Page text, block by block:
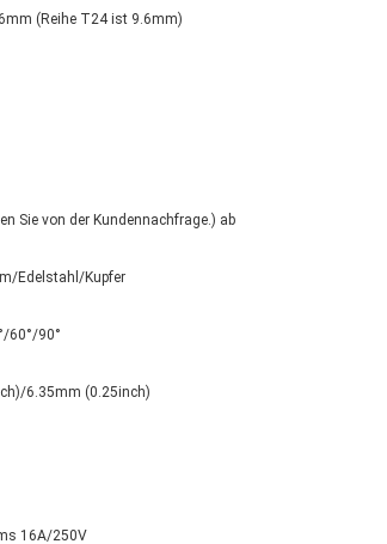
(Reihe T24 ist 9.6mm)
Sie von der Kundennachfrage.) ab
Edelstahl/Kupfer
60°/90°
6.35mm (0.25inch)
16A/250V